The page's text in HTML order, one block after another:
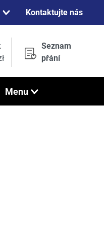
Kontaktujte nás
Seznam
přání
Menu